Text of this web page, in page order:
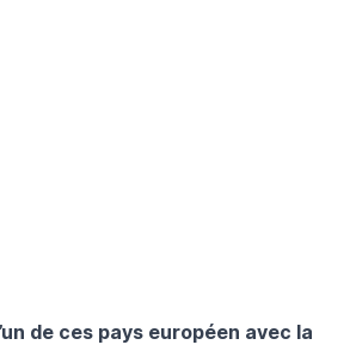
de ces pays européen avec la